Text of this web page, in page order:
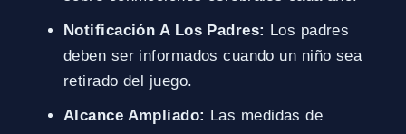
Notificación A Los Padres: Los padres
deben ser informados cuando un niño sea
retirado del juego.
Alcance Ampliado: Las medidas de